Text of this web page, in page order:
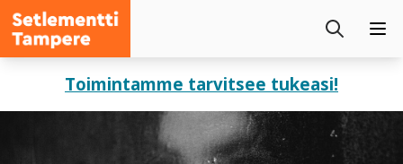
sisältöönToimintamme tarvitsee tukeasi!
Setlementti
Tampere
Etsi